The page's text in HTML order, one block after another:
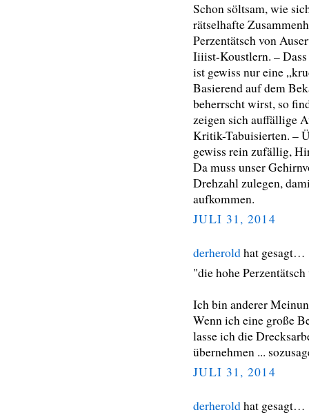
Schon söltsam, wie
rätselhafte
Perzentätsch von
Iiiist-Koustlern. –
ist gewiss nur eine
Basierend auf dem
beherrscht wirst, so
zeigen sich auffällige
Kritik-Tabuisierten. –
gewiss rein zufällig,
Da muss unser
Drehzahl zulegen,
aufkommen.
JULI 31, 2014
derheroldhat gesagt…
"die hohe
Ich bin anderer
Wenn ich eine große
lasse ich die
übernehmen ...
JULI 31, 2014
derheroldhat gesagt…